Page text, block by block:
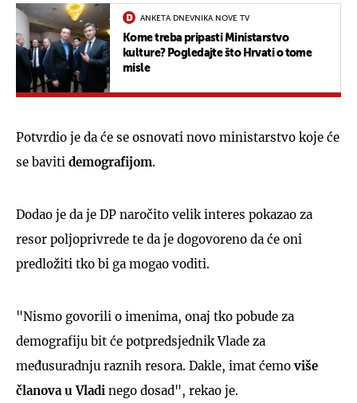
ANKETA DNEVNIKA NOVE TV
Kome treba pripasti Ministarstvo
kulture? Pogledajte što Hrvati o tome
misle
Potvrdio je da će se osnovati novo ministarstvo koje će
se baviti demografijom.
Dodao je da je DP naročito velik interes pokazao za
resor poljoprivrede te da je dogovoreno da će oni
predložiti tko bi ga mogao voditi.
"Nismo govorili o imenima, onaj tko pobude za
demografiju bit će potpredsjednik Vlade za
međusuradnju raznih resora. Dakle, imat ćemoviše
članova u Vladi nego dosad", rekao je.